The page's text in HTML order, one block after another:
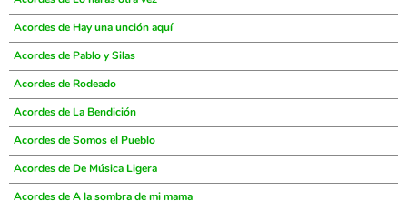
Acordes de Hay una unción aquí
Acordes de Pablo y Silas
Acordes de Rodeado
Acordes de La Bendición
Acordes de Somos el Pueblo
Acordes de De Música Ligera
Acordes de A la sombra de mi mama